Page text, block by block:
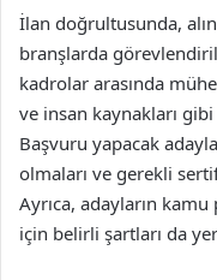
İlan doğrultusunda,
branşlarda
kadrolar arasında
ve insan kaynakları
Başvuru yapacak
olmaları ve gerekli
Ayrıca, adayların
için belirli şartları da